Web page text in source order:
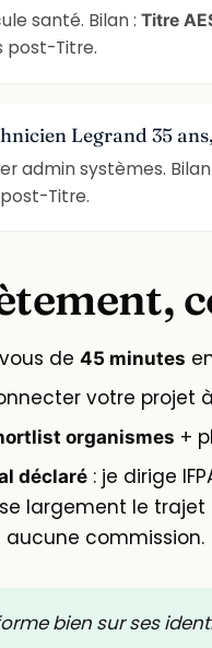
santé. Bilan :Titre
post-Titre.
Legrand 35
admin systèmes.
post-Titre.
de 45 minutes
votre projet
organismes +
déclaré : je dirige
largement le trajet
commission.
bien sur ses